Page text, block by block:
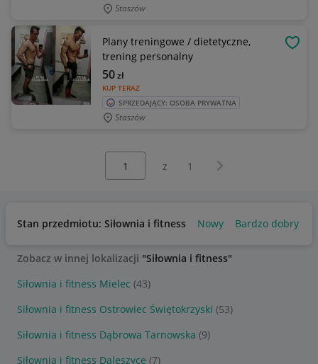
Staszów
Plany treningowe / dietetyczne,
trening personalny
KUP TERAZ
50zł
SPRZEDAJĄCY: OSOBA PRYWATNA
Staszów
z 1 Następna strona
Stan przedmiotu: Siłownia i fitness Nowy Bardzo dobry
Zobacz w innej lokalizacji "Siłownia i fitness"
Siłownia i fitness Mielec (43)
Siłownia i fitness Ostrowiec Świętokrzyski (53)
Siłownia i fitness Dąbrowa Tarnowska (9)
Siłownia i fitness Daleszyce (7)